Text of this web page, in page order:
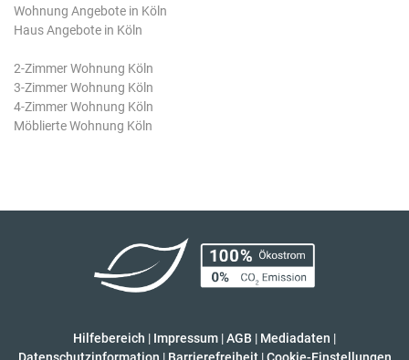
Wohnung Angebote in Köln
Haus Angebote in Köln
2-Zimmer Wohnung Köln
3-Zimmer Wohnung Köln
4-Zimmer Wohnung Köln
Möblierte Wohnung Köln
Hilfebereich | Impressum |AGB | Mediadaten |
Datenschutzinformation | Barrierefreiheit | Cookie-Einstellungen